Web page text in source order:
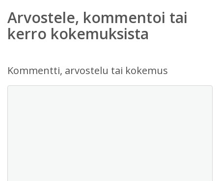
Arvostele, kommentoi tai
kerro kokemuksista
Kommentti, arvostelu tai kokemus